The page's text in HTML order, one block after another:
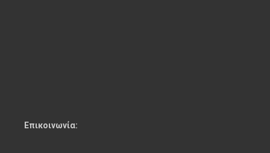
Επικοινωνία: